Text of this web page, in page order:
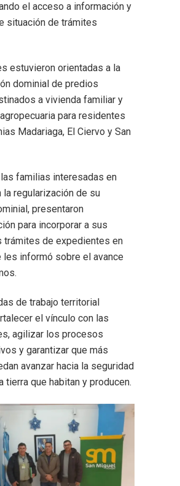
el acceso a información y
situación de trámites
estuvieron orientadas a la
dominial de predios
a vivienda familiar y
para residentes
Madariaga, El Ciervo y San
familias interesadas en
la regularización de su
presentaron
para incorporar a sus
trámites de expedientes en
les informó sobre el avance
de trabajo territorial
el vínculo con las
agilizar los procesos
y garantizar que más
avanzar hacia la seguridad
tierra que habitan y producen.